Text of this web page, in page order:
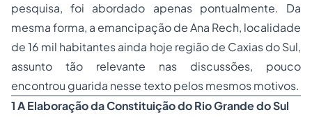
pesquisa, foi abordado apenas pontualmente. Da
mesma forma, a emancipação de Ana Rech, localidade
de 16 mil habitantes ainda hoje região de Caxias do Sul,
assunto tão relevante nas discussões, pouco
encontrou guarida nesse texto pelos mesmos motivos.
1 A Elaboração da Constituição do Rio Grande do Sul